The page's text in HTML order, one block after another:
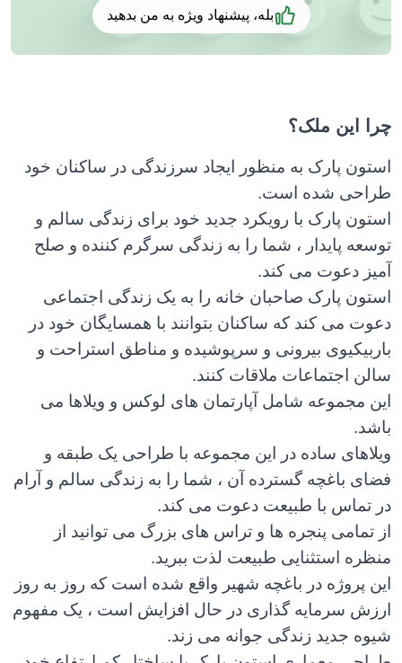
بله، پیشنهاد ویژه به من بدهید
این ملک؟
پارک به منظور ایجاد سرزندگی در ساکنان خود
شده است.
پارک با رویکرد جدید خود برای زندگی سالم و
پایدار ، شما را به زندگی سرگرم کننده و صلح
دعوت می کند.
پارک صاحبان خانه را به یک زندگی اجتماعی
می کند که ساکنان بتوانند با همسایگان خود در
بیرونی و سرپوشیده و مناطق استراحت و
اجتماعات ملاقات کنند.
مجموعه شامل آپارتمان های لوکس و ویلاها می
ساده در این مجموعه با طراحی یک طبقه و
باغچه گسترده آن ، شما را به زندگی سالم و آرام
تماس با طبیعت دعوت می کند.
پنجره ها و تراس های بزرگ می توانید از
استثنایی طبیعت لذت ببرید.
پروژه در باغچه شهیر واقع شده است که روز به روز
سرمایه گذاری در حال افزایش است ، یک مفهوم
جدید زندگی جوانه می زند.